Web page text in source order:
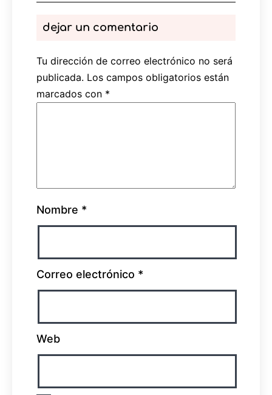
dejar un comentario
Tu dirección de correo electrónico no será
publicada. Los campos obligatorios están
marcados con *
Nombre *
Correo electrónico *
Web